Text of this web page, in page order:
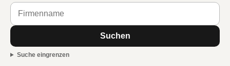
Suchen
Suche eingrenzen